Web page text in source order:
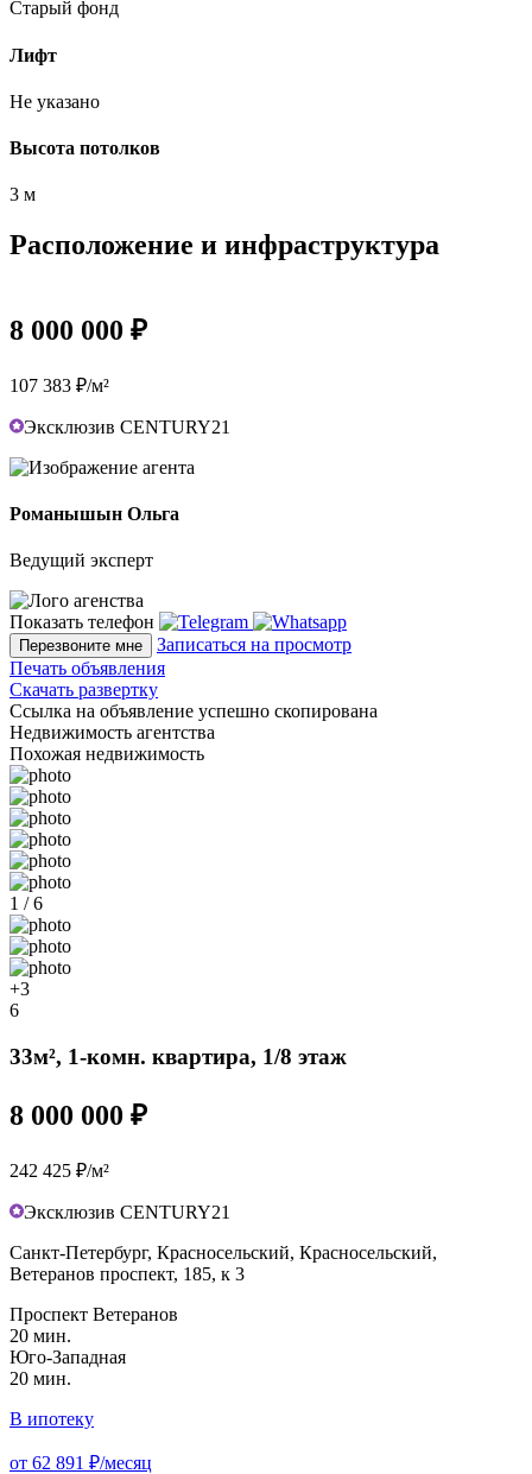
Старый фонд
Лифт
Не указано
Высота потолков
3 м
Расположение и инфраструктура
8 000 000 ₽
107 383 ₽/м²
Эксклюзив CENTURY21
Романышын Ольга
Ведущий эксперт
Показать телефон
Перезвоните мне
Записаться на просмотр
Печать объявления
Скачать развертку
Ссылка на объявление успешно скопирована
Недвижимость агентства
Похожая недвижимость
1 / 6
+3
6
33м², 1-комн. квартира, 1/8 этаж
8 000 000 ₽
242 425 ₽/м²
Эксклюзив CENTURY21
Санкт-Петербург, Красносельский, Красносельский,
Ветеранов проспект, 185, к 3
Проспект Ветеранов
20 мин.
Юго-Западная
20 мин.
В ипотеку
от 62 891 ₽/месяц